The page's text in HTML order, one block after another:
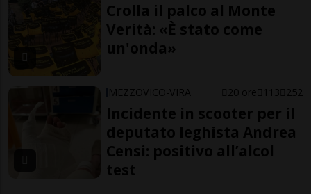
Crolla il palco al Monte
Verità: «È stato come
un'onda»
MEZZOVICO-VIRA 20 ore 113 252
Incidente in scooter per il
deputato leghista Andrea
Censi: positivo all’alcol
test